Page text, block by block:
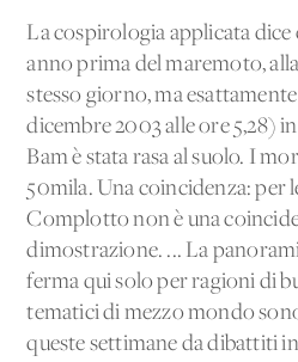
La cospirologia applicata dice
anno prima del maremoto,
stesso giorno, ma
dicembre 2003 alle ore 5,28)
Bam è stata rasa al suolo. I
50mila. Una coincidenza: per
Complotto non è una
dimostrazione. ... La
ferma qui solo per ragioni di
tematici di mezzo mondo
queste settimane da dibattiti